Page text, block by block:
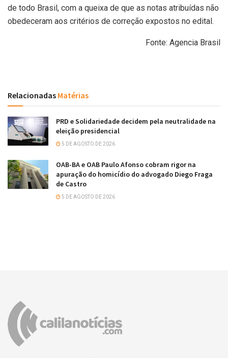
de todo Brasil, com a queixa de que as notas atribuídas não
obedeceram aos critérios de correção expostos no edital.
Fonte: Agencia Brasil
Relacionadas Matérias
PRD e Solidariedade decidem pela neutralidade na
eleição presidencial
5 DE AGOSTO DE 2026
OAB-BA e OAB Paulo Afonso cobram rigor na
apuração do homicídio do advogado Diego Fraga
de Castro
5 DE AGOSTO DE 2026